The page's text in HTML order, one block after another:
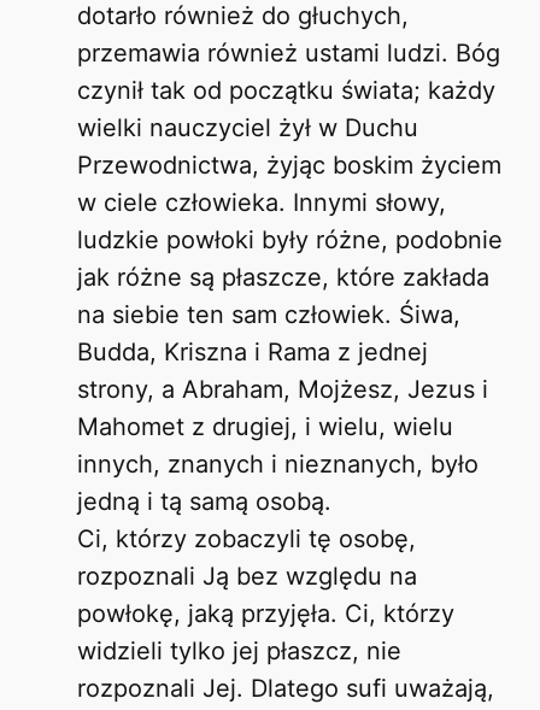
dotarło również do głuchych,
przemawia również ustami ludzi. Bóg
czynił tak od początku świata; każdy
wielki nauczyciel żył w Duchu
Przewodnictwa, żyjąc boskim życiem
w ciele człowieka. Innymi słowy,
ludzkie powłoki były różne, podobnie
jak różne są płaszcze, które zakłada
na siebie ten sam człowiek. Śiwa,
Budda, Kriszna i Rama z jednej
strony, a Abraham, Mojżesz, Jezus i
Mahomet z drugiej, i wielu, wielu
innych, znanych i nieznanych, było
jedną i tą samą osobą.
Ci, którzy zobaczyli tę osobę,
rozpoznali Ją bez względu na
powłokę, jaką przyjęła. Ci, którzy
widzieli tylko jej płaszcz, nie
rozpoznali Jej. Dlatego sufi uważają,